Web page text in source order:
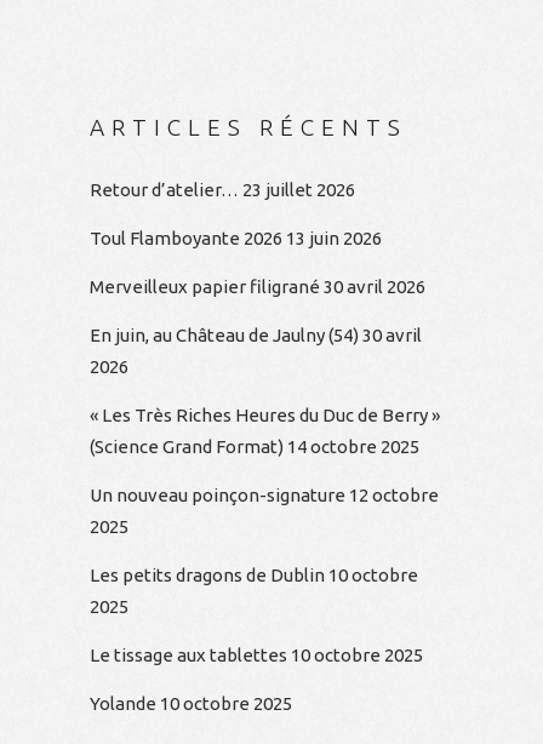
ARTICLES RÉCENTS
Retour d’atelier… 23 juillet 2026
Toul Flamboyante 2026 13 juin 2026
Merveilleux papier filigrané30 avril 2026
En juin, au Château de Jaulny (54)30 avril
2026
« Les Très Riches Heures du Duc de Berry »
(Science Grand Format) 14 octobre 2025
Un nouveau poinçon-signature 12 octobre
2025
Les petits dragons de Dublin 10 octobre
2025
Le tissage aux tablettes 10 octobre 2025
Yolande 10 octobre 2025